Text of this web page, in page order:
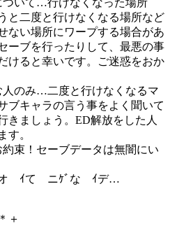
いて…行けなくなった場所
と二度と行けなくなる場所など
ない場所にワープする場合があ
ーブを行ったりして、最悪の事
けると幸いです。ご迷惑をおか
人のみ…二度と行けなくなるマ
ブキャラの言う事をよく聞いて
きましょう。ED解放をした人
す。
約束！セーブデータは無闇にい
オ ｲて ニｹﾞな ｲデ…
＋